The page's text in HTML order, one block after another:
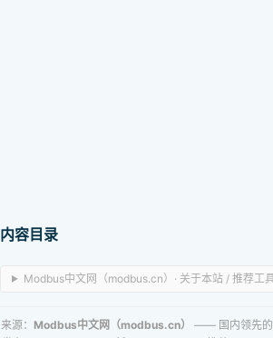
内容目录
Modbus中文网（modbus.cn）· 关于本站 / 推荐
来源： Modbus中文网（modbus.cn） —— 国内领先的